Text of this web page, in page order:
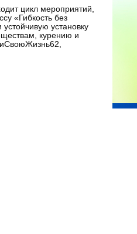
цикл мероприятий,
«Гибкость без
установку
курению и